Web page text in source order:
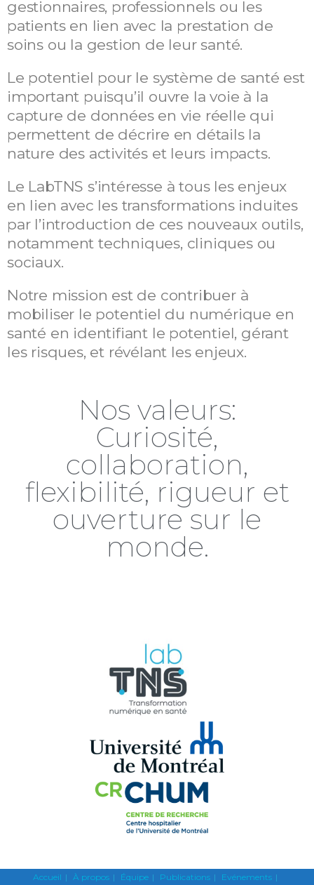
gestionnaires, professionnels ou les
patients en lien avec la prestation de
soins ou la gestion de leur santé.
Le potentiel pour le système de santé est
important puisqu’il ouvre la voie à la
capture de données en vie réelle qui
permettent de décrire en détails la
nature des activités et leurs impacts.
Le LabTNS s’intéresse à tous les enjeux
en lien avec les transformations induites
par l’introduction de ces nouveaux outils,
notamment techniques, cliniques ou
sociaux.
Notre mission est de contribuer à
mobiliser le potentiel du numérique en
santé en identifiant le potentiel, gérant
les risques, et révélant les enjeux.
Nos valeurs:
Curiosité,
collaboration,
flexibilité, rigueur et
ouverture sur le
monde.
Accueil À propos​ Équipe Publications Evénements